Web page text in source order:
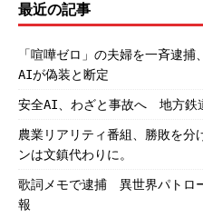
最近の記事
「喧嘩ゼロ」の夫婦を一斉逮
AIが偽装と断定
安全AI、わざと事故へ 地方鉄
農業リアリティ番組、勝敗を分
ンは文鎮代わりに。
歌詞メモで逮捕 異世界パトロ
報